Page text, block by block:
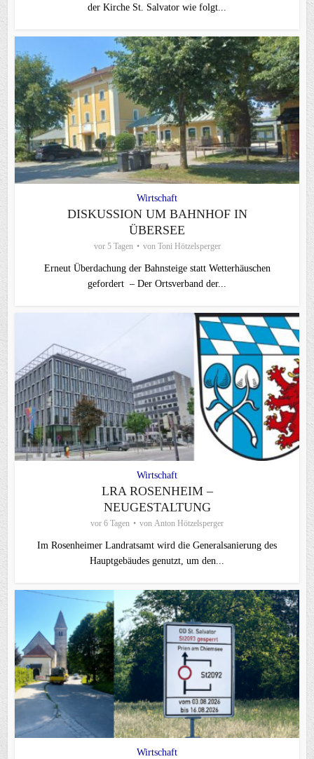
der Kirche St. Salvator wie folgt...
Wirtschaft
DISKUSSION UM BAHNHOF IN
ÜBERSEE
vor 5 Tagen von Toni Hötzelsperger
Erneut Überdachung der Bahnsteige statt Wetterhäuschen
gefordert – Der Ortsverband der...
Wirtschaft
LRA ROSENHEIM –
NEUGESTALTUNG
vor 6 Tagen von Anton Hötzelsperger
Im Rosenheimer Landratsamt wird die Generalsanierung des
Hauptgebäudes genutzt, um den...
Wirtschaft